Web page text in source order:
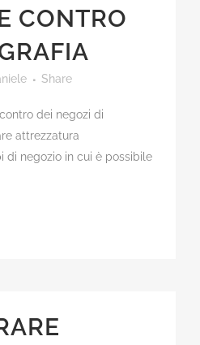
CONTRO
Share
dei negozi di
attrezzatura
di negozio in cui è possibile